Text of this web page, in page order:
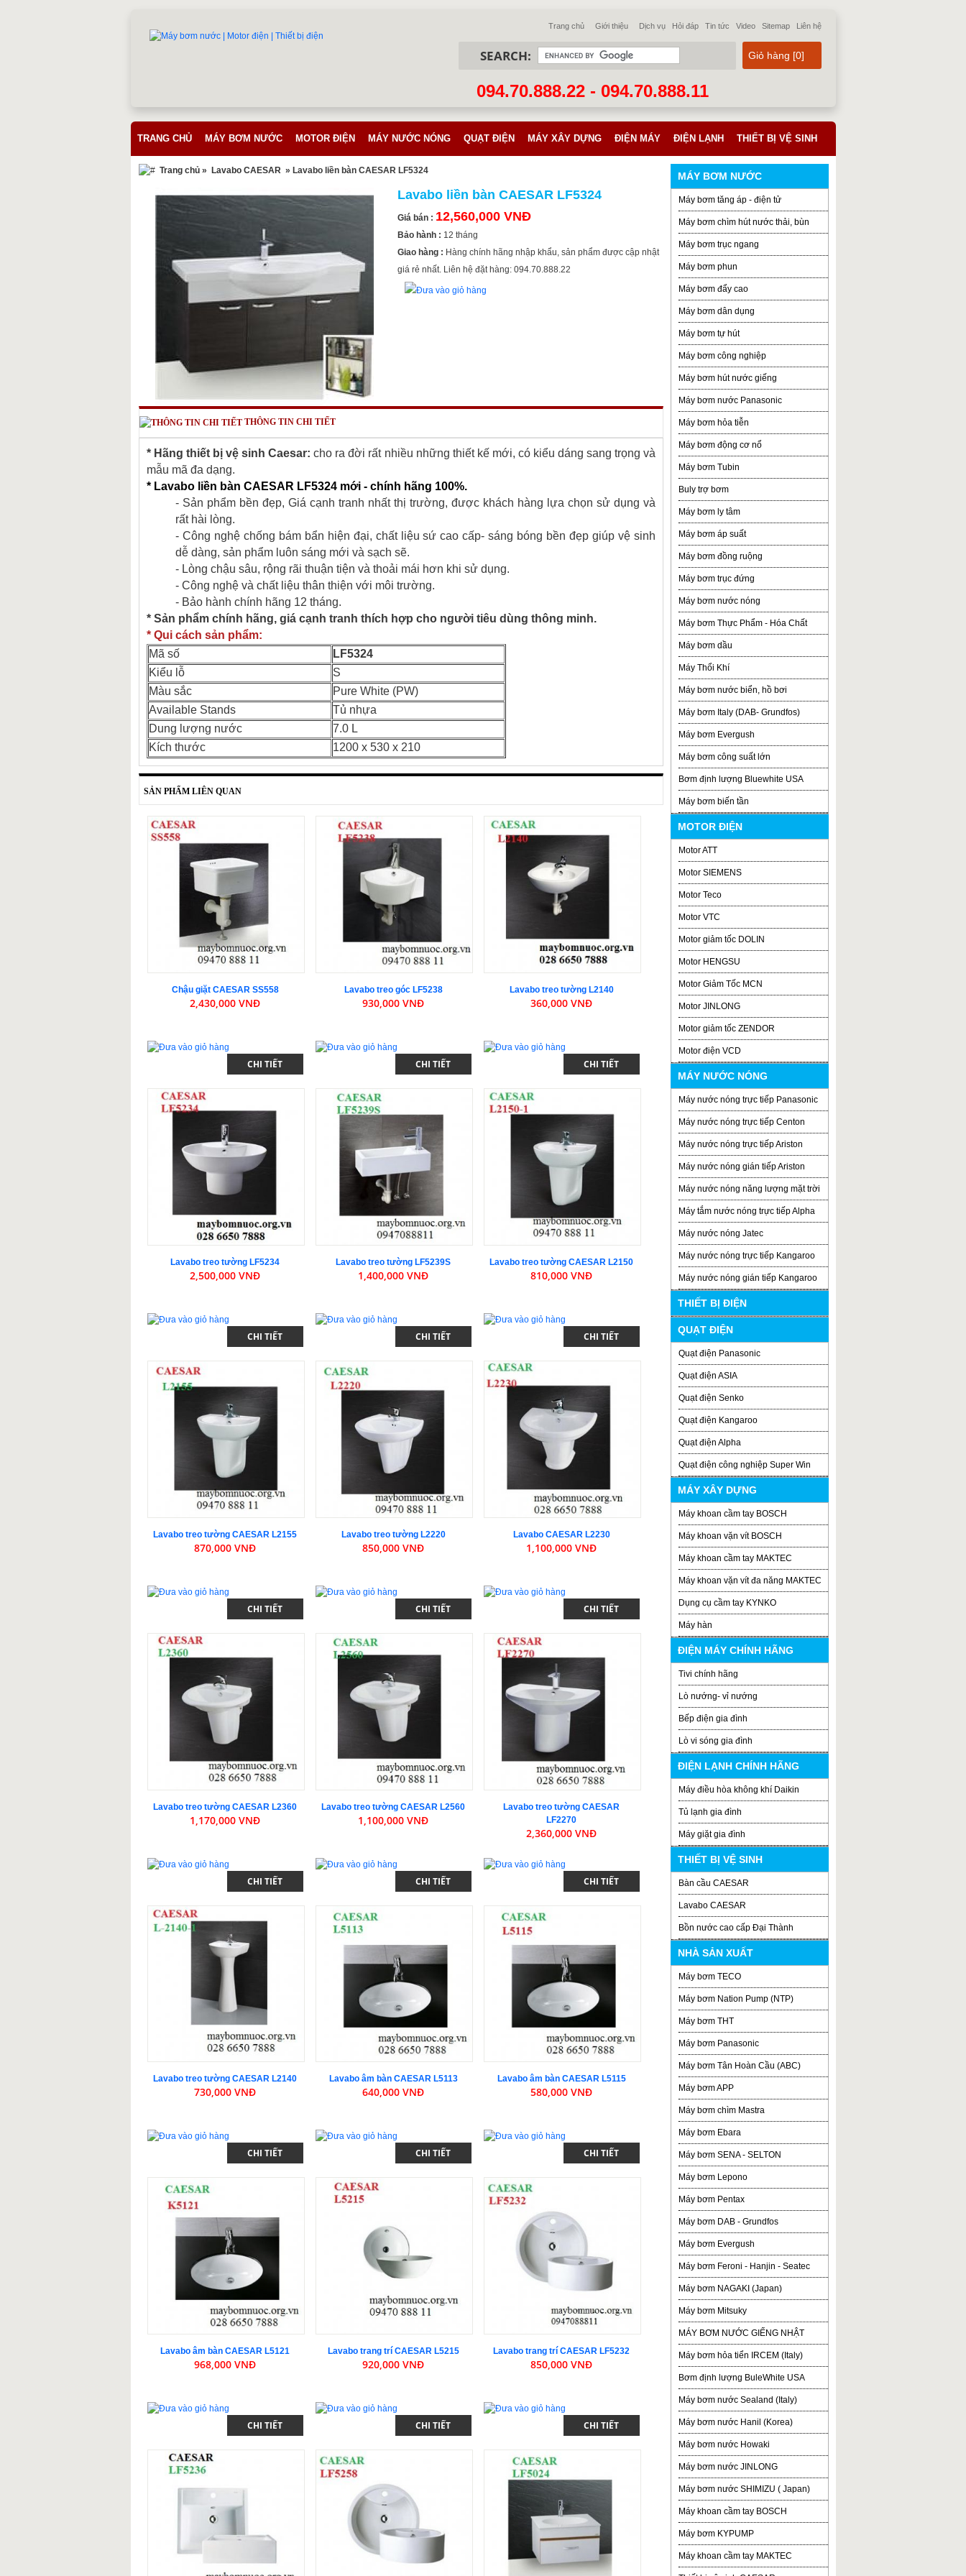
Trang chủ Giới thiệu Dịch vụ Hỏi đáp Tin tức Video Sitemap Liên hệ
Giỏ hàng [0]
SEARCH:
094.70.888.22 - 094.70.888.11
TRANG CHỦ MÁY BƠM NƯỚC MOTOR ĐIỆN MÁY NƯỚC NÓNG QUẠT ĐIỆN MÁY XÂY DỰNG ĐIỆN MÁY ĐIỆN LẠNH THIẾT BỊ VỆ SINH
Trang chủ » Lavabo CAESAR » Lavabo liền bàn CAESAR LF5324
Lavabo liền bàn CAESAR LF5324
Giá bán : 12,560,000 VNĐ
Bảo hành : 12 tháng
Giao hàng : Hàng chính hãng nhập khẩu, sản phẩm được cập nhật
giá rẻ nhất. Liên hệ đặt hàng: 094.70.888.22
THÔNG TIN CHI TIẾT
* Hãng thiết bị vệ sinh Caesar: cho ra đời rất nhiều những thiết kế mới, có kiểu dáng sang trọng và
mẫu mã đa dạng.
* Lavabo liền bàn CAESAR LF5324 mới - chính hãng 100%.
- Sản phẩm bền đẹp, Giá cạnh tranh nhất thị trường, được khách hàng lựa chọn sử dụng và
rất hài lòng.
- Công nghệ chống bám bẩn hiện đại, chất liệu sứ cao cấp- sáng bóng bền đẹp giúp vệ sinh
dễ dàng, sản phẩm luôn sáng mới và sạch sẽ.
- Lòng chậu sâu, rộng rãi thuận tiện và thoải mái hơn khi sử dụng.
- Công nghệ và chất liệu thân thiện với môi trường.
- Bảo hành chính hãng 12 tháng.
* Sản phẩm chính hãng, giá cạnh tranh thích hợp cho người tiêu dùng thông minh.
* Qui cách sản phẩm:
Mã số
LF5324
Kiểu lỗ
S
Màu sắc
Pure White (PW)
Available Stands
Tủ nhựa
Dung lượng nước
7.0 L
Kích thước
1200 x 530 x 210
SẢN PHẨM LIÊN QUAN
Chậu giặt CAESAR SS558
2,430,000 VNĐ
CHI TIẾT
Lavabo treo góc LF5238
930,000 VNĐ
CHI TIẾT
Lavabo treo tường L2140
360,000 VNĐ
CHI TIẾT
Lavabo treo tường LF5234
2,500,000 VNĐ
CHI TIẾT
Lavabo treo tường LF5239S
1,400,000 VNĐ
CHI TIẾT
Lavabo treo tường CAESAR L2150
810,000 VNĐ
CHI TIẾT
Lavabo treo tường CAESAR L2155
870,000 VNĐ
CHI TIẾT
Lavabo treo tường L2220
850,000 VNĐ
CHI TIẾT
Lavabo CAESAR L2230
1,100,000 VNĐ
CHI TIẾT
Lavabo treo tường CAESAR L2360
1,170,000 VNĐ
CHI TIẾT
Lavabo treo tường CAESAR L2560
1,100,000 VNĐ
CHI TIẾT
Lavabo treo tường CAESAR
LF2270
2,360,000 VNĐ
CHI TIẾT
Lavabo treo tường CAESAR L2140
730,000 VNĐ
CHI TIẾT
Lavabo âm bàn CAESAR L5113
640,000 VNĐ
CHI TIẾT
Lavabo âm bàn CAESAR L5115
580,000 VNĐ
CHI TIẾT
Lavabo âm bàn CAESAR L5121
968,000 VNĐ
CHI TIẾT
Lavabo trang trí CAESAR L5215
920,000 VNĐ
CHI TIẾT
Lavabo trang trí CAESAR LF5232
850,000 VNĐ
CHI TIẾT
MÁY BƠM NƯỚC
Máy bơm tăng áp - điện tử
Máy bơm chìm hút nước thải, bùn
Máy bơm trục ngang
Máy bơm phun
Máy bơm đẩy cao
Máy bơm dân dụng
Máy bơm tự hút
Máy bơm công nghiệp
Máy bơm hút nước giếng
Máy bơm nước Panasonic
Máy bơm hỏa tiễn
Máy bơm động cơ nổ
Máy bơm Tubin
Buly trợ bơm
Máy bơm ly tâm
Máy bơm áp suất
Máy bơm đồng ruộng
Máy bơm trục đứng
Máy bơm nước nóng
Máy bơm Thực Phẩm - Hóa Chất
Máy bơm dầu
Máy Thổi Khí
Máy bơm nước biển, hồ bơi
Máy bơm Italy (DAB- Grundfos)
Máy bơm Evergush
Máy bơm công suất lớn
Bơm định lượng Bluewhite USA
Máy bơm biến tần
MOTOR ĐIỆN
Motor ATT
Motor SIEMENS
Motor Teco
Motor VTC
Motor giảm tốc DOLIN
Motor HENGSU
Motor Giảm Tốc MCN
Motor JINLONG
Motor giảm tốc ZENDOR
Motor điện VCD
MÁY NƯỚC NÓNG
Máy nước nóng trực tiếp Panasonic
Máy nước nóng trực tiếp Centon
Máy nước nóng trực tiếp Ariston
Máy nước nóng gián tiếp Ariston
Máy nước nóng năng lượng mặt trời
Máy tắm nước nóng trực tiếp Alpha
Máy nước nóng Jatec
Máy nước nóng trực tiếp Kangaroo
Máy nước nóng gián tiếp Kangaroo
THIẾT BỊ ĐIỆN
QUẠT ĐIỆN
Quạt điện Panasonic
Quạt điện ASIA
Quạt điện Senko
Quạt điện Kangaroo
Quạt điện Alpha
Quạt điện công nghiệp Super Win
MÁY XÂY DỰNG
Máy khoan cầm tay BOSCH
Máy khoan vặn vít BOSCH
Máy khoan cầm tay MAKTEC
Máy khoan vặn vít đa năng MAKTEC
Dụng cụ cầm tay KYNKO
Máy hàn
ĐIỆN MÁY CHÍNH HÃNG
Tivi chính hãng
Lò nướng- vỉ nướng
Bếp điện gia đình
Lò vi sóng gia đình
ĐIỆN LẠNH CHÍNH HÃNG
Máy điều hòa không khí Daikin
Tủ lạnh gia đình
Máy giặt gia đình
THIẾT BỊ VỆ SINH
Bàn cầu CAESAR
Lavabo CAESAR
Bồn nước cao cấp Đại Thành
NHÀ SẢN XUẤT
Máy bơm TECO
Máy bơm Nation Pump (NTP)
Máy bơm THT
Máy bơm Panasonic
Máy bơm Tân Hoàn Cầu (ABC)
Máy bơm APP
Máy bơm chìm Mastra
Máy bơm Ebara
Máy bơm SENA - SELTON
Máy bơm Lepono
Máy bơm Pentax
Máy bơm DAB - Grundfos
Máy bơm Evergush
Máy bơm Feroni - Hanjin - Seatec
Máy bơm NAGAKI (Japan)
Máy bơm Mitsuky
MÁY BƠM NƯỚC GIẾNG NHẬT
Máy bơm hỏa tiển IRCEM (Italy)
Bơm định lượng BuleWhite USA
Máy bơm nước Sealand (Italy)
Máy bơm nước Hanil (Korea)
Máy bơm nước Howaki
Máy bơm nước JINLONG
Máy bơm nước SHIMIZU ( Japan)
Máy khoan cầm tay BOSCH
Máy bơm KYPUMP
Máy khoan cầm tay MAKTEC